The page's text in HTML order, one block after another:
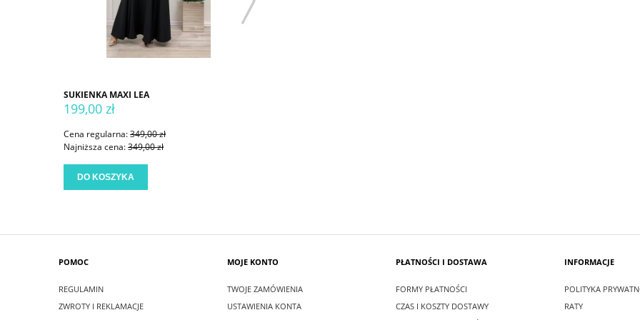
SUKIENKA MAXI LEA
199,00 zł
Cena regularna:349,00 zł
Najniższa cena:349,00 zł
DO KOSZYKA
POMOC
REGULAMIN
ZWROTY I REKLAMACJE
MOJE KONTO
TWOJE ZAMÓWIENIA
USTAWIENIA KONTA
PŁATNOŚCI I DOSTAWA
FORMY PŁATNOŚCI
CZAS I KOSZTY DOSTAWY
INFORMACJE
POLITYKA
RATY